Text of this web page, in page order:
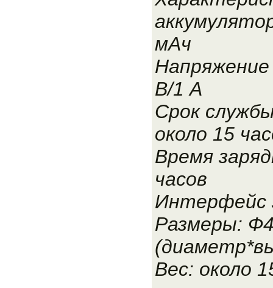
мАч
Напряжение
В/1 А
Срок
около 15
Время
часов
Интерфейс
Размеры:
Вес: около